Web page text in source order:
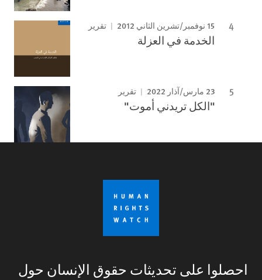
15 نوفمبر/تشرين الثاني 2012 تقرير
الخدمة في العزلة
23 مارس/آذار 2022 تقرير
"الكل تريدني أموت"
احصلوا على تحديثات حقوق الإنسان حول